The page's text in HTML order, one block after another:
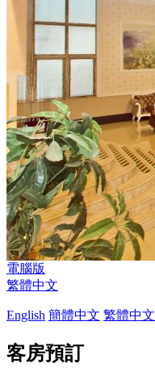
電腦版
繁體中文
English 簡體中文 繁體中文
客房預訂